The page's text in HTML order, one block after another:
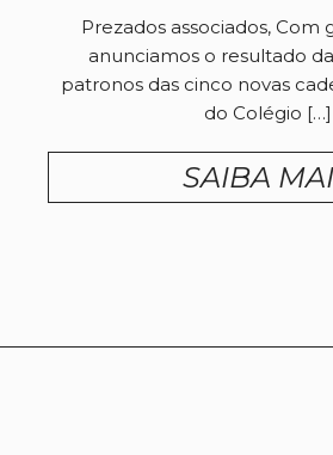
Prezados associados, Com
anunciamos o resultado
patronos das cinco novas
do Colégio […]
SAIBA